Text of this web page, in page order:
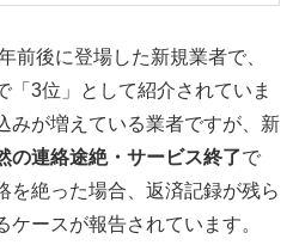
前後に登場した新規業者で、
「3位」として紹介されていま
みが増えている業者ですが、新
の連絡途絶・サービス終了で
を絶った場合、返済記録が残ら
ースが報告されています。